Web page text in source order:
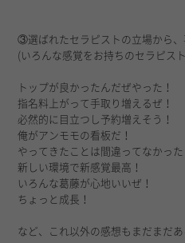
③選ばれたセラピストの立場から、
(いろんな感覚をお持ちのセラピス
トップが良かったんだぜやった！
指名料上がって手取り増えるぜ！
必然的に目立つし予約増えそう！
俺がアンモモの看板だ！
やってきたことは間違ってなかった
新しい環境で新感覚最高！
いろんな葛藤が心地いいぜ！
ちょっと成長！
など、これ以外の感想もまだまだあ